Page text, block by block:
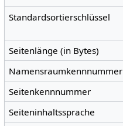
Standardsortierschlüssel
Seitenlänge (in Bytes)
Namensraumkennnummer
Seitenkennnummer
Seiteninhaltssprache